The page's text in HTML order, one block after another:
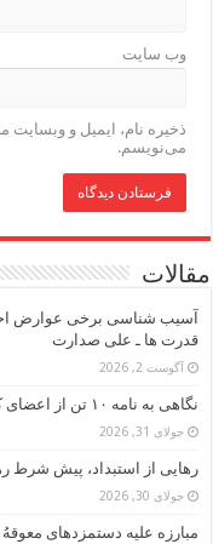
وب‌ سایت
ذخیره نام، ایمیل و وبسایت
می‌نویسم.
مقالات
آسیب شناسی برخی عوارض
قدرت ها ـ علی صدارت
آگوست 2, 2026
نگاهی به نامه ۱۰ تن از اعضای کمیته مرکزی کومله ـ پرویز رضایی ، لیلا ا.
جولای 31, 2026
رهایی از استبداد، پیش شرط
جولای 30, 2026
مبارزه علیه دستمزدهای